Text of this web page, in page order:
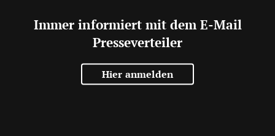
Immer informiert mit dem E-Mail
Presseverteiler
Hier anmelden